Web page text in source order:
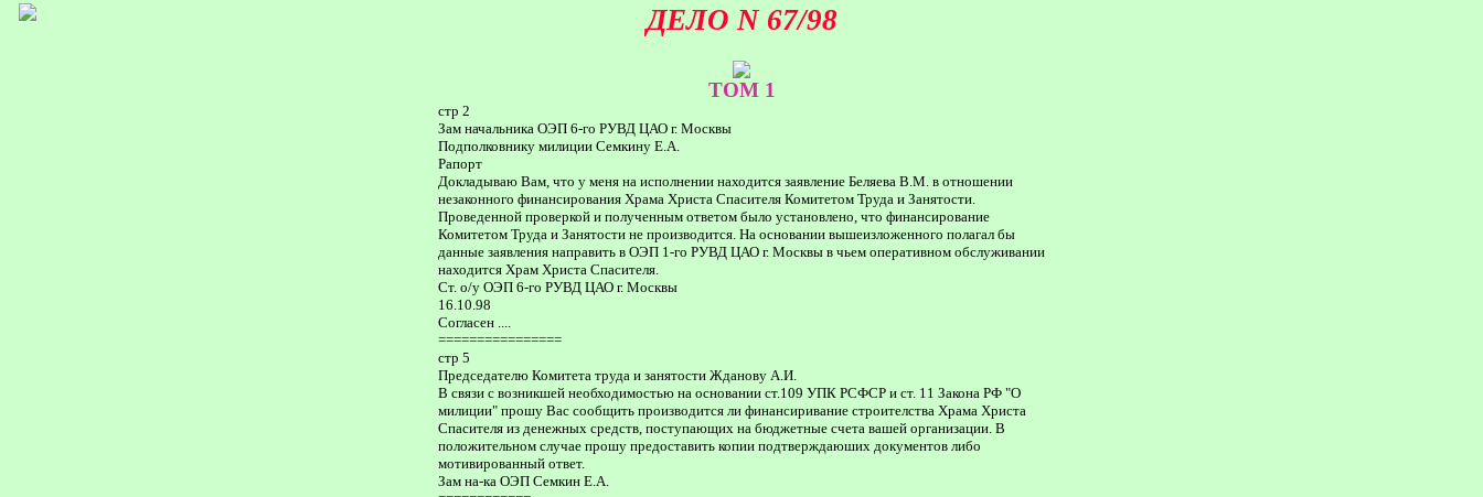
ДЕЛО N 67/98
TOM 1
стр 2
Зам начальника ОЭП 6-го РУВД ЦАО г. Москвы
Подполковнику милиции Семкину Е.А.
Рапорт
Докладываю Вам, что у меня на исполнении находится заявление Беляева В.М. в отношении
незаконного финансирования Храма Христа Спасителя Комитетом Труда и Занятости.
Проведенной проверкой и полученным ответом было установлено, что финансирование
Комитетом Труда и Занятости не производится. На основании вышеизложенного полагал бы
данные заявления направить в ОЭП 1-го РУВД ЦАО г. Москвы в чьем оперативном обслуживании
находится Храм Христа Спасителя.
Ст. о/у ОЭП 6-го РУВД ЦАО г. Москвы
16.10.98
Согласен ....
================
стр 5
Председателю Комитета труда и занятости Жданову А.И.
В связи с возникшей необходимостью на основании ст.109 УПК РСФСР и ст. 11 Закона РФ "О
милиции" прошу Вас сообщить производится ли финансиривание строителства Храма Христа
Спасителя из денежных средств, поступающих на бюджетные счета вашей организации. В
положительном случае прошу предоставить копии подтверждаюших документов либо
мотивированный ответ.
Зам на-ка ОЭП Семкин Е.А.